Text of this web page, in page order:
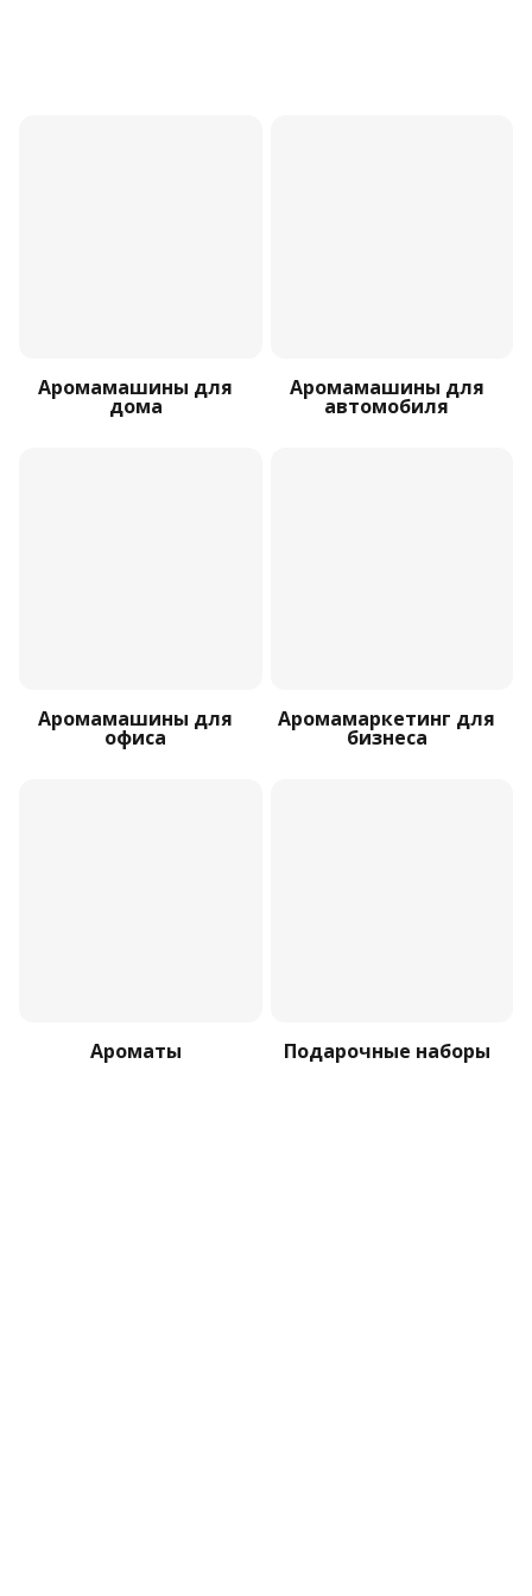
Аромамашины для
дома
Аромамашины для
автомобиля
Аромамашины для
офиса
Аромамаркетинг для
бизнеса
Ароматы Подарочные наборы